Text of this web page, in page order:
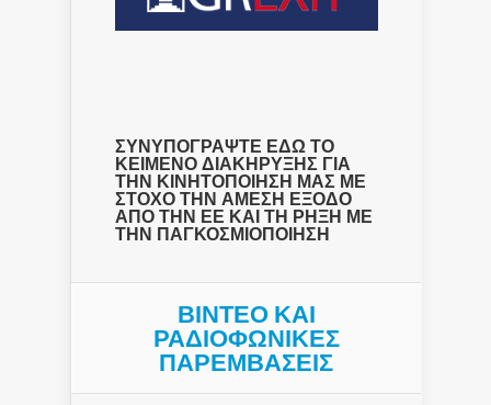
ΣΥΝΥΠΟΓΡΑΨΤΕ ΕΔΩ ΤΟ
ΚΕΙΜΕΝΟ ΔΙΑΚΗΡΥΞΗΣ ΓΙΑ
ΤΗΝ ΚΙΝΗΤΟΠΟΙΗΣΗ ΜΑΣ ΜΕ
ΣΤΟΧΟ ΤΗΝ ΑΜΕΣΗ ΕΞΟΔΟ
ΑΠΟ ΤΗΝ ΕΕ ΚΑΙ ΤΗ ΡΗΞΗ ΜΕ
ΤΗΝ ΠΑΓΚΟΣΜΙΟΠΟΙΗΣΗ
ΒΙΝΤΕΟ ΚΑΙ
ΡΑΔΙΟΦΩΝΙΚΕΣ
ΠΑΡΕΜΒΑΣΕΙΣ